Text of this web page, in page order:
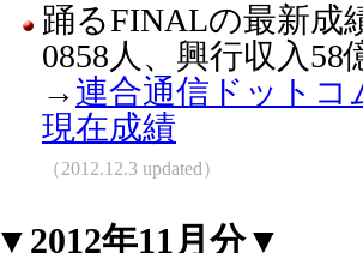
踊るFINALの最新成
0858人、興行収入58
→連合通信ドットコ
現在成績
（2012.12.3 updated）
▼2012年11月分▼